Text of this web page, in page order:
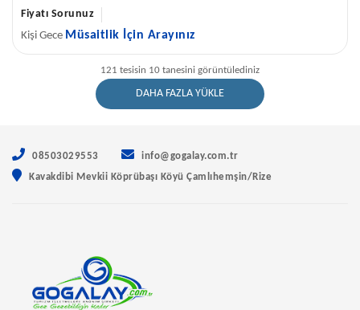
Fiyatı Sorunuz
Kişi Gece Müsaitlik İçin Arayınız
121 tesisin 10 tanesini görüntülediniz
DAHA FAZLA YÜKLE
08503029553
info@gogalay.com.tr
Kavakdibi Mevkii Köprübaşı Köyü Çamlıhemşin/Rize